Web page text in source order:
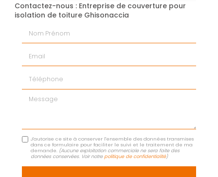
Contactez-nous : Entreprise de couverture pour
isolation de toiture Ghisonaccia
Message
J'autorise ce site à conserver l'ensemble des données transmises
dans ce formulaire pour faciliter le suivi et le traitement de ma
demande. (Aucune exploitation commerciale ne sera faite des
données conservées. Voir notrepolitique de confidentialité)